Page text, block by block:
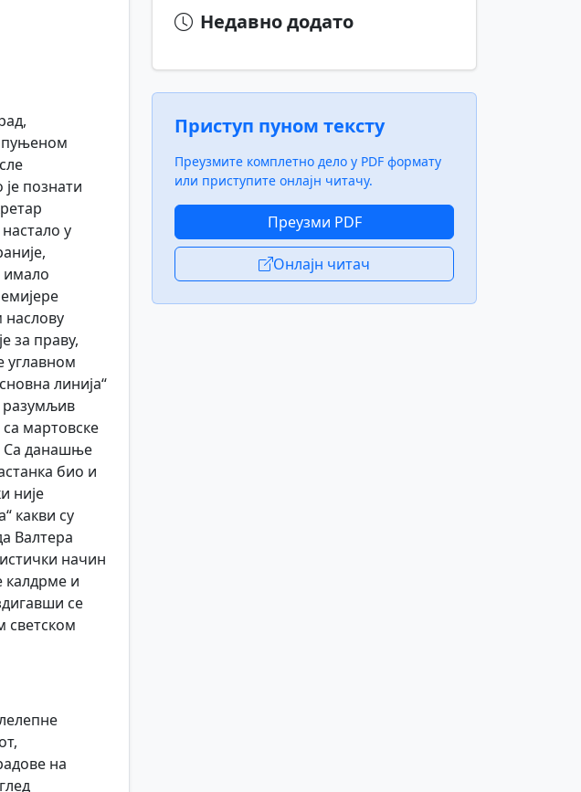
познати
у
имало
наслову
за праву,
углавном
линија“
разумљив
мартовске
Са данашње
био и
није
какви су
Валтера
начин
калдрме и
се
светском
на
Недавно додато
Приступ пуном тексту
Преузмите комплетно дело у PDF формату
или приступите онлајн читачу.
Преузми PDF
Онлајн читач